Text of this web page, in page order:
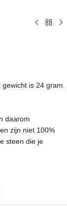
is 24 gram.
daarom
zijn niet 100%
steen die je